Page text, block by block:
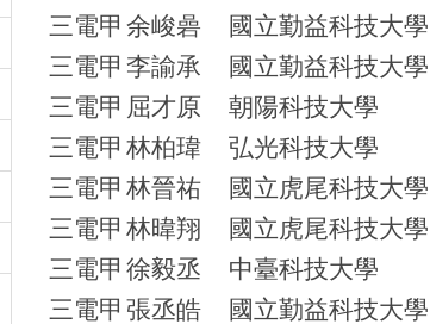
三電甲 余峻碞 國立勤益科技大學
三電甲 李諭承 國立勤益科技大學
三電甲 屈才原 朝陽科技大學
三電甲 林柏瑋 弘光科技大學
三電甲 林晉祐 國立虎尾科技大學
三電甲 林暐翔 國立虎尾科技大學
三電甲 徐毅丞 中臺科技大學
三電甲 張丞皓 國立勤益科技大學